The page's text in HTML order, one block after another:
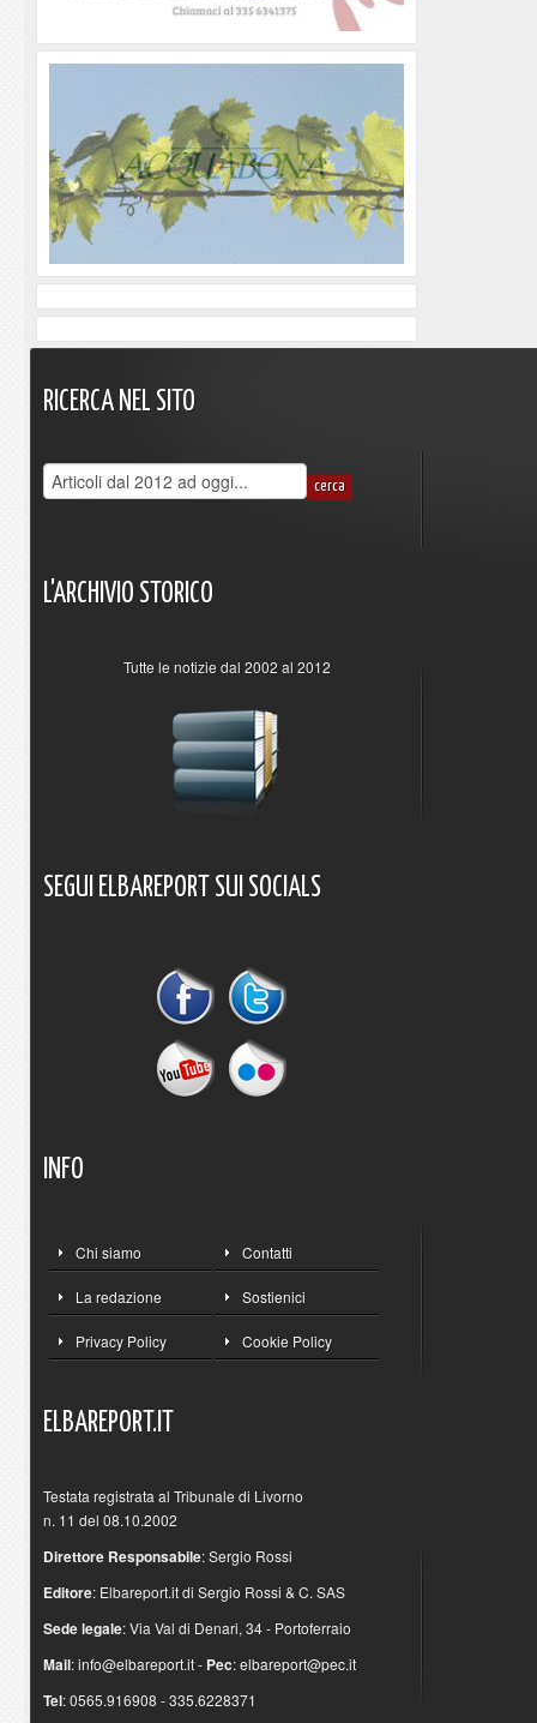
RICERCA NEL SITO
L'ARCHIVIO STORICO
Tutte le notizie dal 2002 al 2012
SEGUI ELBAREPORT SUI SOCIALS
INFO
Chi siamo Contatti
La redazione Sostienici
Privacy Policy Cookie Policy
ELBAREPORT.IT
Testata registrata al Tribunale di Livorno
n. 11 del 08.10.2002
Direttore Responsabile: Sergio Rossi
Editore: Elbareport.it di Sergio Rossi & C. SAS
Sede legale: Via Val di Denari, 34 - Portoferraio
Mail:info@elbareport.it- Pec:elbareport@pec.it
Tel: 0565.916908 - 335.6228371